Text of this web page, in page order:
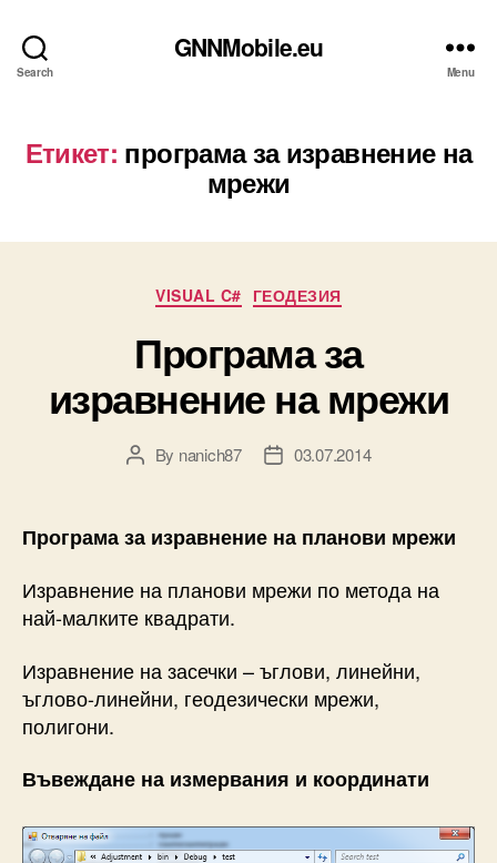
Search
GNNMobile.eu
Menu
Етикет: програма за изравнение на
мрежи
Categories
VISUAL C# ГЕОДЕЗИЯ
Програма за
изравнение на мрежи
PostBy nanich87
Post03.07.2014
Програма за изравнение на планови мрежи
Изравнение на планови мрежи по метода на
най-малките квадрати.
Изравнение на засечки – ъглови, линейни,
ъглово-линейни, геодезически мрежи,
полигони.
Въвеждане на измервания и координати